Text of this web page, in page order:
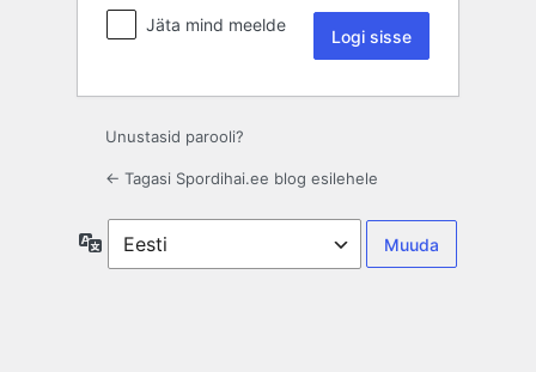
Jäta mind meelde
Unustasid parooli?
← Tagasi Spordihai.ee blog esilehele
Keel